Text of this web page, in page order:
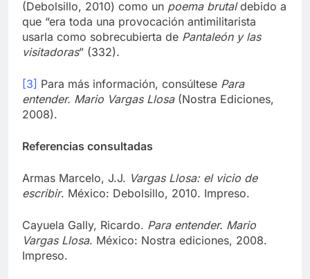
(Debolsillo, 2010) como un poema brutaldebido a
que “era toda una provocación antimilitarista
usarla como sobrecubierta de Pantaleón y las
visitadoras” (332).
[3] Para más información, consúltese Para
entender. Mario Vargas Llosa (Nostra Ediciones,
2008).
Referencias consultadas
Armas Marcelo, J.J. Vargas Llosa: el vicio de
escribir. México: Debolsillo, 2010. Impreso.
Cayuela Gally, Ricardo. Para entender. Mario
Vargas Llosa. México: Nostra ediciones, 2008.
Impreso.